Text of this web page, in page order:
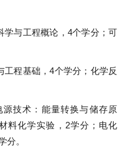
学与工程概论， 4个学分；可
工程基础，4个学分；化学反
技术：能量转换与储存原
料化学实验， 2学分；电化
分。